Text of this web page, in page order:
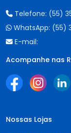
Telefone: (55)
WhatsApp: (55)
E-mail:
Acompanhe nas
Nossas Lojas